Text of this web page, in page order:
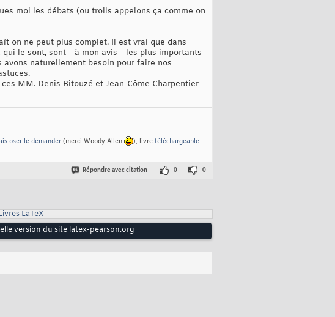
moi les débats (ou trolls appelons ça comme on
on ne peut plus complet. Il est vrai que dans
le sont, sont --à mon avis-- les plus importants
avons naturellement besoin pour faire nos
MM. Denis Bitouzé et Jean-Côme Charpentier
oser le demander (merci Woody Allen ), livre téléchargeable
Répondre avec citation 0 0
LaTeX
version du site latex-pearson.org